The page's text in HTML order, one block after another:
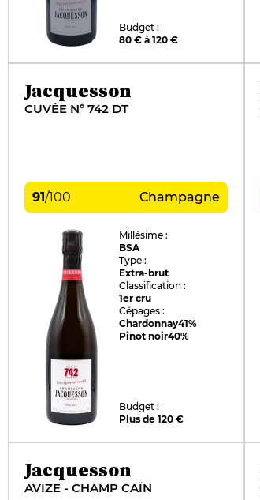
Budget :
80 € à 120 €
Jacquesson
CUVÉE N° 742 DT
91/100 Champagne
Millésime :
BSA
Type :
Extra-brut
Classification :
1er cru
Cépages :
Chardonnay41%
Pinot noir40%
Budget :
Plus de 120 €
Jacquesson
AVIZE - CHAMP CAÏN